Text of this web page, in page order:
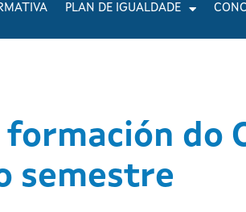
PLAN DE IGUALDADE
formación do
semestre